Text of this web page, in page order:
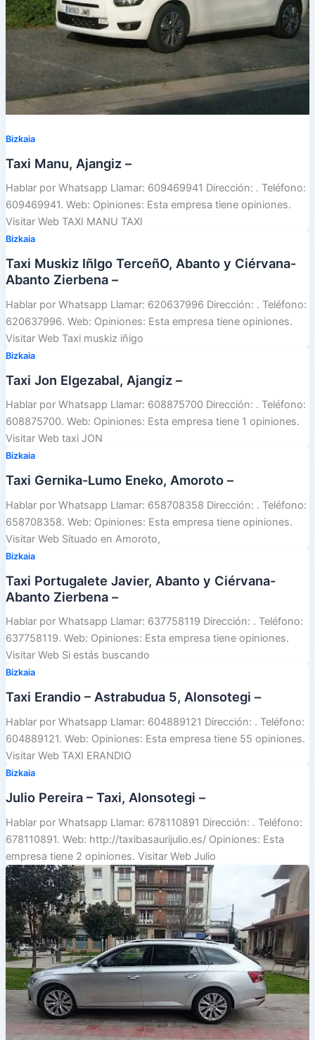
Bizkaia
Taxi Manu, Ajangiz –
Hablar por Whatsapp Llamar: 609469941 Dirección: . Teléfono:
609469941. Web: Opiniones: Esta empresa tiene opiniones.
Visitar Web TAXI MANU TAXI
Bizkaia
Taxi Muskiz IñIgo TerceñO, Abanto y Ciérvana-
Abanto Zierbena –
Hablar por Whatsapp Llamar: 620637996 Dirección: . Teléfono:
620637996. Web: Opiniones: Esta empresa tiene opiniones.
Visitar Web Taxi muskiz iñigo
Bizkaia
Taxi Jon Elgezabal, Ajangiz –
Hablar por Whatsapp Llamar: 608875700 Dirección: . Teléfono:
608875700. Web: Opiniones: Esta empresa tiene 1 opiniones.
Visitar Web taxi JON
Bizkaia
Taxi Gernika-Lumo Eneko, Amoroto –
Hablar por Whatsapp Llamar: 658708358 Dirección: . Teléfono:
658708358. Web: Opiniones: Esta empresa tiene opiniones.
Visitar Web Situado en Amoroto,
Bizkaia
Taxi Portugalete Javier, Abanto y Ciérvana-
Abanto Zierbena –
Hablar por Whatsapp Llamar: 637758119 Dirección: . Teléfono:
637758119. Web: Opiniones: Esta empresa tiene opiniones.
Visitar Web Si estás buscando
Bizkaia
Taxi Erandio – Astrabudua 5, Alonsotegi –
Hablar por Whatsapp Llamar: 604889121 Dirección: . Teléfono:
604889121. Web: Opiniones: Esta empresa tiene 55 opiniones.
Visitar Web TAXI ERANDIO
Bizkaia
Julio Pereira – Taxi, Alonsotegi –
Hablar por Whatsapp Llamar: 678110891 Dirección: . Teléfono:
678110891. Web: http://taxibasaurijulio.es/ Opiniones: Esta
empresa tiene 2 opiniones. Visitar Web Julio